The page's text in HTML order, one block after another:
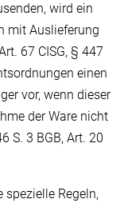
wird ein
mit Auslieferung
67 CISG, § 447
einen
vor, wenn dieser
der Ware nicht
S. 3 BGB, Art. 20
spezielle Regeln,